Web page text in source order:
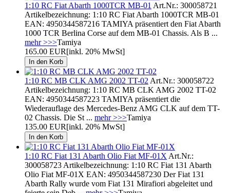
1:10 RC Fiat Abarth 1000TCR MB-01 Art.Nr.: 300058721
Artikelbezeichnung: 1:10 RC Fiat Abarth 1000TCR MB-01
EAN: 4950344587216 TAMIYA präsentiert den Fiat Abarth
1000 TCR Berlina Corse auf dem MB-01 Chassis. Als B ...
mehr >>>Tamiya
165.00 EUR[inkl. 20% MwSt]
1:10 RC MB CLK AMG 2002 TT-02 Art.Nr.: 300058722
Artikelbezeichnung: 1:10 RC MB CLK AMG 2002 TT-02
EAN: 4950344587223 TAMIYA präsentiert die
Wiederauflage des Mercedes-Benz AMG CLK auf dem TT-
02 Chassis. Die St ... mehr >>>Tamiya
135.00 EUR[inkl. 20% MwSt]
1:10 RC Fiat 131 Abarth Olio Fiat MF-01X Art.Nr.:
300058723 Artikelbezeichnung: 1:10 RC Fiat 131 Abarth
Olio Fiat MF-01X EAN: 4950344587230 Der Fiat 131
Abarth Rally wurde vom Fiat 131 Mirafiori abgeleitet und